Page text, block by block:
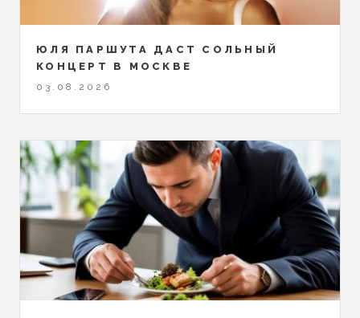
ЮЛЯ ПАРШУТА ДАСТ СОЛЬНЫЙ
КОНЦЕРТ В МОСКВЕ
03.08.2026